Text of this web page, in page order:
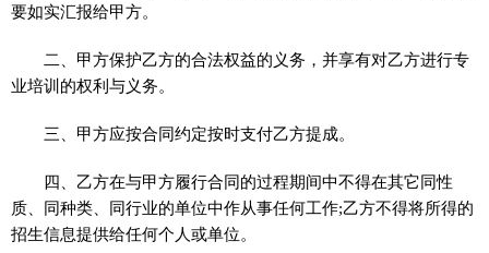
要如实汇报给甲方。
二、甲方保护乙方的合法权益的义务，并享有对乙方进行专
业培训的权利与义务。
三、甲方应按合同约定按时支付乙方提成。
四、乙方在与甲方履行合同的过程期间中不得在其它同性
质、同种类、同行业的单位中作从事任何工作;乙方不得将所得的
招生信息提供给任何个人或单位。